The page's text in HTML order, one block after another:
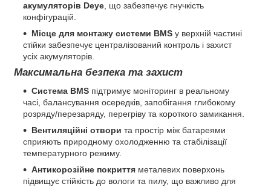
акумуляторів Deye, що забезпечує гнучкість
конфігурацій.
Місце для монтажу системи BMS у верхній частині
стійки забезпечує централізований контроль і захист
усіх акумуляторів.
Максимальна безпека та захист
Система BMS підтримує моніторинг в реальному
часі, балансування осередків, запобігання глибокому
розряду/перезаряду, перегріву та короткого замикання.
Вентиляційні отвори та простір між батареями
сприяють природному охолодженню та стабілізації
температурного режиму.
Антикорозійне покриття металевих поверхонь
підвищує стійкість до вологи та пилу, що важливо для